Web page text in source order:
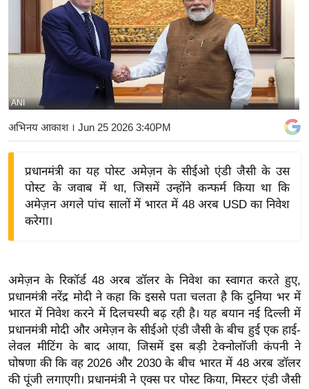
ष्ट्री
बि
ज़
ने
द्यो
त
वि
शे
ष
ज्ञ
रा
य
ANI
अभिनय आकाश। Jun 25 2026 3:40PM
प्रधानमंत्री का यह पोस्ट अमेज़न के सीईओ एंडी जैसी के उस
पोस्ट के जवाब में था, जिसमें उन्होंने कन्फर्म किया था कि
अमेज़न अगले पांच सालों में भारत में 48 अरब USD का निवेश
करेगा।
अमेज़न के रिकॉर्ड 48 अरब डॉलर के निवेश का स्वागत करते हुए,
प्रधानमंत्री नरेंद्र मोदी ने कहा कि इससे पता चलता है कि दुनिया भर में
भारत में निवेश करने में दिलचस्पी बढ़ रही है। यह बयान नई दिल्ली में
प्रधानमंत्री मोदी और अमेज़न के सीईओ एंडी जैसी के बीच हुई एक हाई-
लेवल मीटिंग के बाद आया, जिसमें इस बड़ी टेक्नोलॉजी कंपनी ने
घोषणा की कि वह 2026 और 2030 के बीच भारत में 48 अरब डॉलर
की पूंजी लगाएगी। प्रधानमंत्री ने एक्स पर पोस्ट किया, मिस्टर एंडी जैसी